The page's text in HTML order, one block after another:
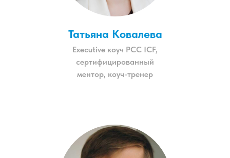
Татьяна Ковалева
Еxecutive коуч РСС ICF,
сертифицированный
ментор, коуч-тренер